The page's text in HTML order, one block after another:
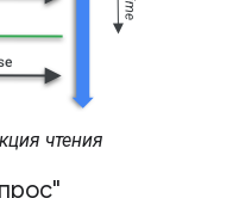
чтения